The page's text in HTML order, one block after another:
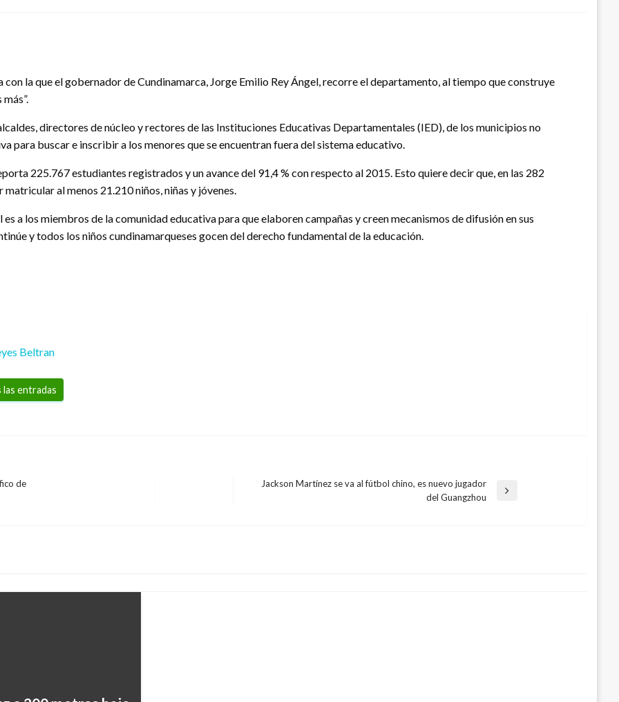
con la que el gobernador de Cundinamarca, Jorge Emilio Rey Ángel, recorre el departamento, al tiempo que construye
directores de núcleo y rectores de las Instituciones Educativas Departamentales (IED), de los municipios no
para buscar e inscribir a los menores que se encuentran fuera del sistema educativo.
225.767 estudiantes registrados y un avance del 91,4 % con respecto al 2015. Esto quiere decir que, en las 282
al menos 21.210 niños, niñas y jóvenes.
a los miembros de la comunidad educativa para que elaboren campañas y creen mecanismos de difusión en sus
y todos los niños cundinamarqueses gocen del derecho fundamental de la educación.
Beltran
entradas
de
Jackson Martínez se va al fútbol chino, es nuevo jugador
del Guangzhou